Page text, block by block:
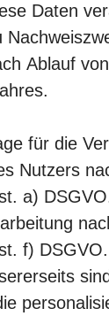
Daten
Ablauf
für die
Nutzers
a)
f)